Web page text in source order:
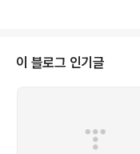
참고로 이전에 사고도 있었고
스페어 하드는 기본이고 스페
이 블로그 인기글